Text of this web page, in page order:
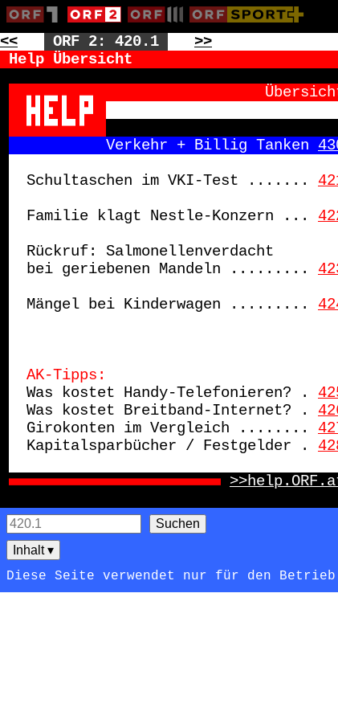
<< ORF 2: 420.1
>>
Help Übersicht
         Verkehr + Billig Tanken
Schultaschen im VKI-Test .......
Familie klagt Nestle-Konzern ...
Rückruf: Salmonellenverdacht
bei geriebenen Mandeln .........
Mängel bei Kinderwagen .........
AK-Tipps:
Was kostet Handy-Telefonieren? .
Was kostet Breitband-Internet? .
Girokonten im Vergleich ........
Kapitalsparbücher / Festgelder .
Inhalt▾
Diese Seite verwendet nur für den